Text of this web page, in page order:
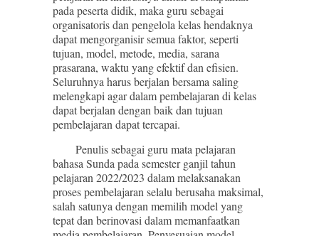
pada peserta didik, maka guru sebagai
organisatoris dan pengelola kelas hendaknya
dapat mengorganisir semua faktor, seperti
tujuan, model, metode, media, sarana
prasarana, waktu yang efektif dan efisien.
Seluruhnya harus berjalan bersama saling
melengkapi agar dalam pembelajaran di kelas
dapat berjalan dengan baik dan tujuan
pembelajaran dapat tercapai.
Penulis sebagai guru mata pelajaran
bahasa Sunda pada semester ganjil tahun
pelajaran 2022/2023 dalam melaksanakan
proses pembelajaran selalu berusaha maksimal,
salah satunya dengan memilih model yang
tepat dan berinovasi dalam memanfaatkan